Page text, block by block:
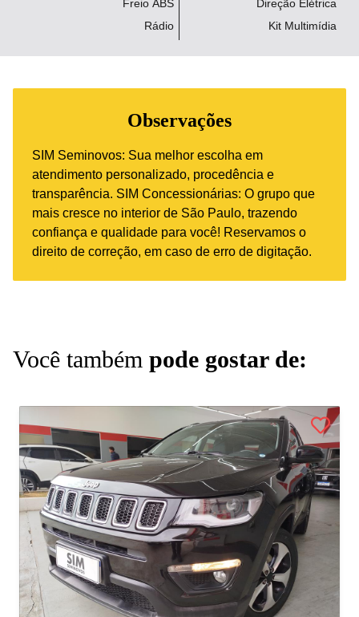
Freio ABS
Rádio
Direção Elétrica
Kit Multimídia
Observações
SIM Seminovos: Sua melhor escolha em
atendimento personalizado, procedência e
transparência. SIM Concessionárias: O grupo que
mais cresce no interior de São Paulo, trazendo
confiança e qualidade para você! Reservamos o
direito de correção, em caso de erro de digitação.
Você também pode gostar de: